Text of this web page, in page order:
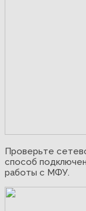
Проверьте
способ
работы с МФУ.